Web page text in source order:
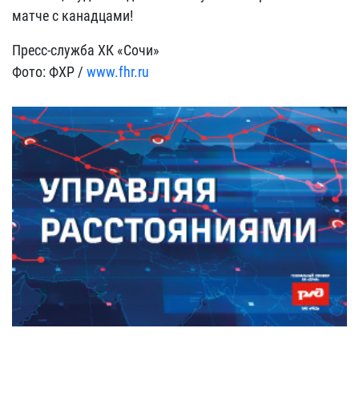
матче с канадцами!
Пресс-служба ХК «Сочи»
Фото: ФХР / www.fhr.ru